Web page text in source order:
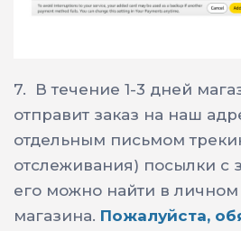
7. В течение 1-3 дней
отправит заказ на наш
отдельным письмом
отслеживания) посылки с
его можно найти в личном
магазина. Пожалуйста,